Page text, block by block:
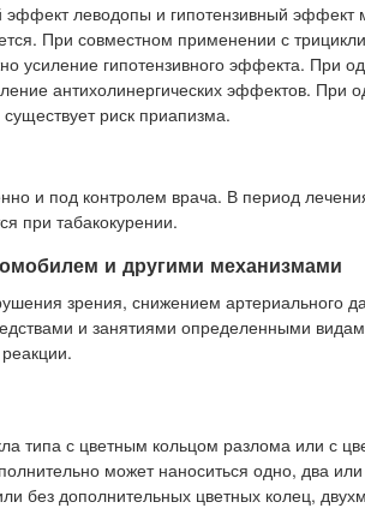
эффект леводопы и гипотензивный
При совместном применении с
усиление гипотензивного эффекта. При
антихолинергических эффектов.
риск приапизма.
и под контролем врача. В период
при табакокурении.
и другими механизмами
зрения, снижением артериального
и занятиями определенными
типа с цветным кольцом разлома или с
может наноситься одно, два
без дополнительных цветных колец,